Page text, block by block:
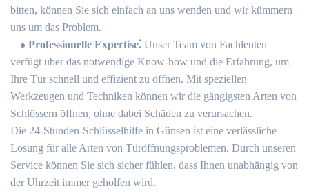
bitten, können Sie sich einfach an uns wenden und wir kümmern
uns um das Problem.​
Professionelle Expertise⁚ Unser Team von Fachleuten
verfügt über das notwendige Know-how und die Erfahrung, um
Ihre Tür schnell und effizient zu öffnen.​ Mit speziellen
Werkzeugen und Techniken können wir die gängigsten Arten von
Schlössern öffnen, ohne dabei Schäden zu verursachen.​
Die 24-Stunden-Schlüsselhilfe in Günsen ist eine verlässliche
Lösung für alle Arten von Türöffnungsproblemen.​ Durch unseren
Service können Sie sich sicher fühlen, dass Ihnen unabhängig von
der Uhrzeit immer geholfen wird.​